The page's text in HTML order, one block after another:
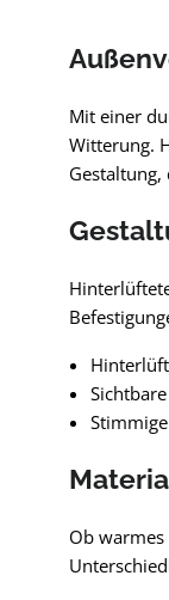
Mit einer
Witterung.
Ob